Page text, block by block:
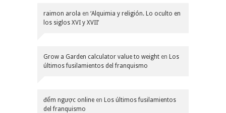
raimon arola en ‘Alquimia y religión. Lo oculto en
los siglos XVI y XVII’
Grow a Garden calculator value to weight en Los
últimos fusilamientos del franquismo
đếm ngược online en Los últimos fusilamientos
del franquismo